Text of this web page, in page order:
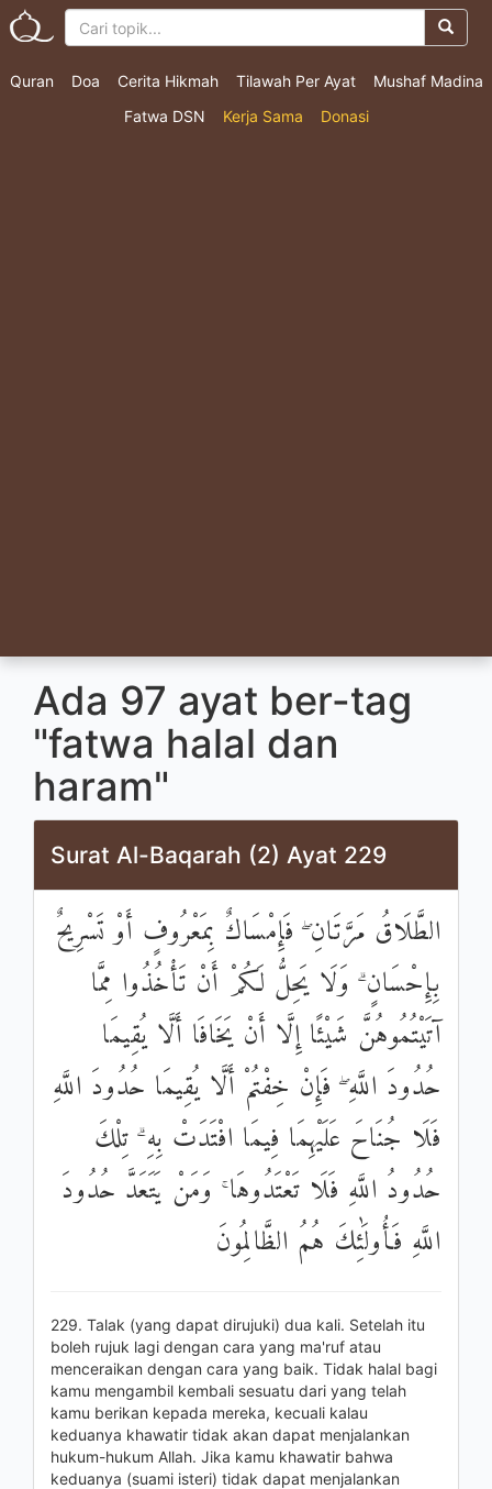
Quran Doa Cerita Hikmah Tilawah Per Ayat
Mushaf Madina
Fatwa DSN
Kerja Sama Donasi
Ada 97 ayat ber-tag
"fatwa halal dan
haram"
Surat Al-Baqarah (2) Ayat 229
الطَّلَاقُ مَرَّتَانِ ۖ فَإِمْسَاكٌ بِمَعْرُوفٍ أَوْ تَسْرِيحٌ
بِإِحْسَانٍ ۗ وَلَا يَحِلُّ لَكُمْ أَنْ تَأْخُذُوا مِمَّا
آتَيْتُمُوهُنَّ شَيْئًا إِلَّا أَنْ يَخَافَا أَلَّا يُقِيمَا
حُدُودَ اللَّهِ ۖ فَإِنْ خِفْتُمْ أَلَّا يُقِيمَا حُدُودَ اللَّهِ
فَلَا جُنَاحَ عَلَيْهِمَا فِيمَا افْتَدَتْ بِهِ ۗ تِلْكَ
حُدُودُ اللَّهِ فَلَا تَعْتَدُوهَا ۚ وَمَنْ يَتَعَدَّ حُدُودَ
اللَّهِ فَأُولَٰئِكَ هُمُ الظَّالِمُونَ
229. Talak (yang dapat dirujuki) dua kali. Setelah itu
boleh rujuk lagi dengan cara yang ma'ruf atau
menceraikan dengan cara yang baik. Tidak halal bagi
kamu mengambil kembali sesuatu dari yang telah
kamu berikan kepada mereka, kecuali kalau
keduanya khawatir tidak akan dapat menjalankan
hukum-hukum Allah. Jika kamu khawatir bahwa
keduanya (suami isteri) tidak dapat menjalankan